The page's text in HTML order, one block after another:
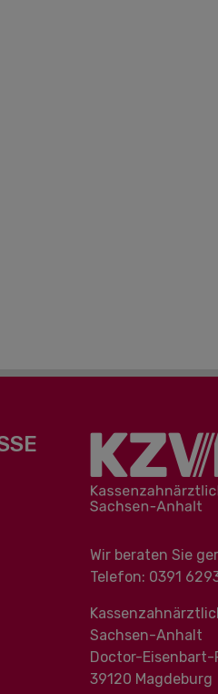
Wir beraten Sie
Telefon: 0391
Sachsen-Anhalt
Doctor-Eisenbart-
39120 Magdeburg